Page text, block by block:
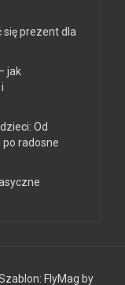
prezent dla
jak
Od
radosne
FlyMag by